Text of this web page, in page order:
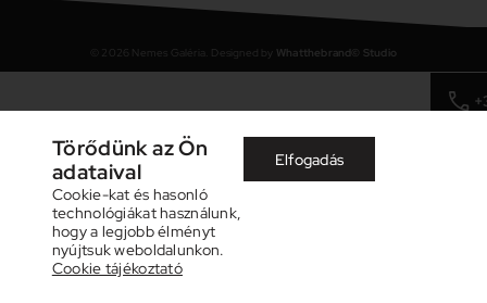
2026 Nemes Galéria. Designed by Whatthebrand© Studio
Törődünk az Ön
adataival
Cookie-kat és hasonló
technológiákat használunk,
hogy a legjobb élményt
nyújtsuk weboldalunkon.
Cookie tájékoztató
Elfogadás